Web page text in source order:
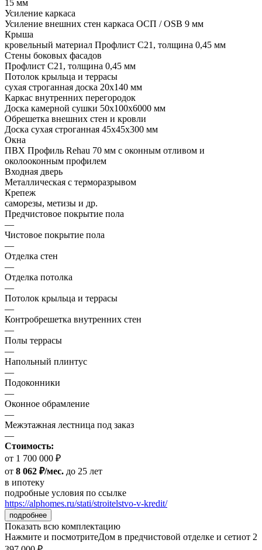
15 мм
Усиление каркаса
Усиление внешних стен каркаса ОСП / OSB 9 мм
Крыша
кровельный материал Профлист С21, толщина 0,45 мм
Стены боковых фасадов
Профлист С21, толщина 0,45 мм
Потолок крыльца и террасы
сухая строганная доска 20х140 мм
Каркас внутренних перегородок
Доска камерной сушки 50х100х6000 мм
Обрешетка внешних стен и кровли
Доска сухая строганная 45х45х300 мм
Окна
ПВХ Профиль Rehau 70 мм с оконным отливом и
околооконным профилем
Входная дверь
Металлическая с терморазрывом
Крепеж
саморезы, метизы и др.
Предчистовое покрытие пола
—
Чистовое покрытие пола
—
Отделка стен
—
Отделка потолка
—
Потолок крыльца и террасы
—
Контробрешетка внутренних стен
—
Полы террасы
—
Напольный плинтус
—
Подоконники
—
Оконное обрамление
—
Межэтажная лестница под заказ
—
Стоимость:
от 1 700 000 ₽
от 8 062 ₽/мес. до 25 лет
в ипотеку
подробные условия по ссылке
https://alphomes.ru/stati/stroitelstvo-v-kredit/
подробнее
Показать всю комплектацию
Нажмите и посмотритеДом в предчистовой отделке и сетиот 2